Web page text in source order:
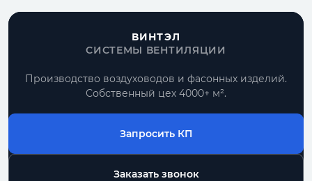
ВИНТЭЛ
СИСТЕМЫ ВЕНТИЛЯЦИИ
Производство воздуховодов и фасонных изделий.
Собственный цех 4000+ м².
Запросить КП
Заказать звонок